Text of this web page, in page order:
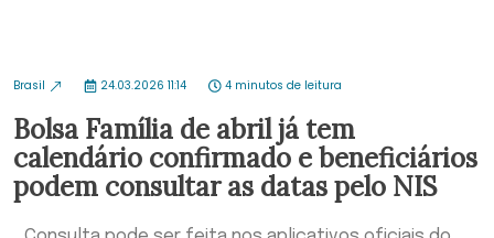
Brasil 24.03.2026 11:14 4 minutos de leitura
Bolsa Família de abril já tem
calendário confirmado e beneficiários
podem consultar as datas pelo NIS